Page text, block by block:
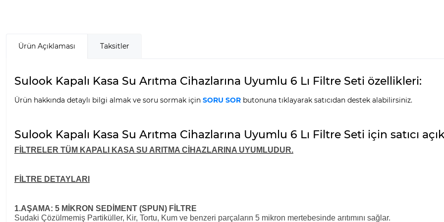
Ürün Açıklaması Taksitler
Sulook Kapalı Kasa Su Arıtma Cihazlarına Uyumlu 6 Lı Filtre Seti özellikleri:
Ürün hakkında detaylı bilgi almak ve soru sormak için SORU SOR butonuna tıklayarak satıcıdan destek alabilirsiniz.
Sulook Kapalı Kasa Su Arıtma Cihazlarına Uyumlu 6 Lı Filtre Seti için satıcı
FİLTRELER TÜM KAPALI KASA SU ARITMA CİHAZLARINA UYUMLUDUR.
FİLTRE DETAYLARI
1.AŞAMA: 5 MİKRON SEDİMENT (SPUN) FİLTRE
Sudaki Çözülmemiş Partiküller, Kir, Tortu, Kum ve benzeri parçaların 5 mikron mertebesinde arıtımını sağlar.